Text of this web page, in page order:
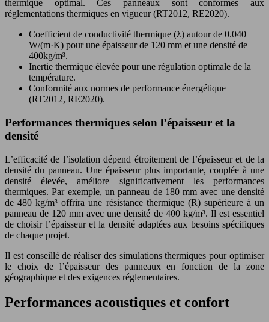
thermique optimal. Ces panneaux sont conformes aux
réglementations thermiques en vigueur (RT2012, RE2020).
Coefficient de conductivité thermique (λ) autour de 0.040
W/(m·K) pour une épaisseur de 120 mm et une densité de
400kg/m³.
Inertie thermique élevée pour une régulation optimale de la
température.
Conformité aux normes de performance énergétique
(RT2012, RE2020).
Performances thermiques selon l’épaisseur et la
densité
L’efficacité de l’isolation dépend étroitement de l’épaisseur et de la
densité du panneau. Une épaisseur plus importante, couplée à une
densité élevée, améliore significativement les performances
thermiques. Par exemple, un panneau de 180 mm avec une densité
de 480 kg/m³ offrira une résistance thermique (R) supérieure à un
panneau de 120 mm avec une densité de 400 kg/m³. Il est essentiel
de choisir l’épaisseur et la densité adaptées aux besoins spécifiques
de chaque projet.
Il est conseillé de réaliser des simulations thermiques pour optimiser
le choix de l’épaisseur des panneaux en fonction de la zone
géographique et des exigences réglementaires.
Performances acoustiques et confort